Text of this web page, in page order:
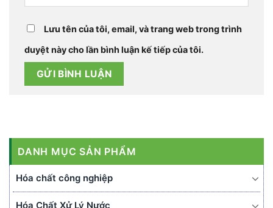
DANH MỤC SẢN PHẨM
Hóa chất công nghiệp
Hóa Chất Xử Lý Nước
Lưu tên của tôi, email, và trang web trong trình
duyệt này cho lần bình luận kế tiếp của tôi.